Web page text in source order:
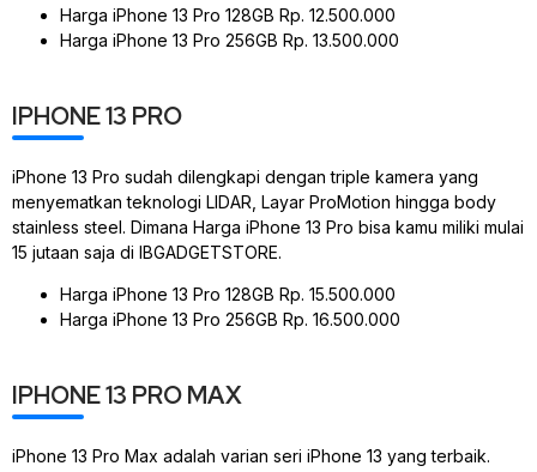
Harga iPhone 13 Pro 128GB Rp. 12.500.000
Harga iPhone 13 Pro 256GB Rp. 13.500.000
IPHONE 13 PRO
iPhone 13 Pro sudah dilengkapi dengan triple kamera yang
menyematkan teknologi LIDAR, Layar ProMotion hingga body
stainless steel. Dimana Harga iPhone 13 Pro bisa kamu miliki mulai
15 jutaan saja di IBGADGETSTORE.
Harga iPhone 13 Pro 128GB Rp. 15.500.000
Harga iPhone 13 Pro 256GB Rp. 16.500.000
IPHONE 13 PRO MAX
iPhone 13 Pro Max adalah varian seri iPhone 13 yang terbaik.